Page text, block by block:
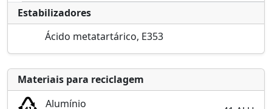
Estabilizadores
Ácido metatartárico, E353
Materiais para reciclagem
Alumínio